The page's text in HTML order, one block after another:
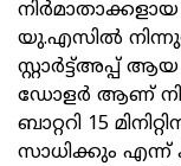
യു.എസില്‍
സ്റ്റാര്‍ട്ട്‌അപ്പ്
ഡോളർ ആണ്
ബാറ്ററി 15
സാധിക്കും എന്ന്